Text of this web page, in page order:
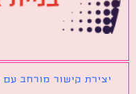
קישור מורחב עם תמונה